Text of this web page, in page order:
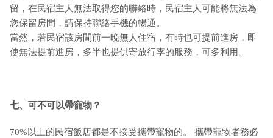
留，在民宿主人無法取得您的聯絡時，民宿主人可能將無法為
您保留房間，請保持聯絡手機的暢通。
當然，若民宿該房間前一晚無人住宿，有時也可提前進房，即
使無法提前進房，多半也提供寄放行李的服務，可多利用。
七、可不可以帶寵物？
70%以上的民宿飯店都是不接受攜帶寵物的。 攜帶寵物者務必